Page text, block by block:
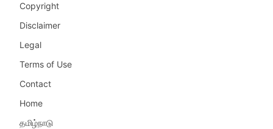
Copyright
Disclaimer
Legal
Terms of Use
Contact
Home
தமிழ்நாடு